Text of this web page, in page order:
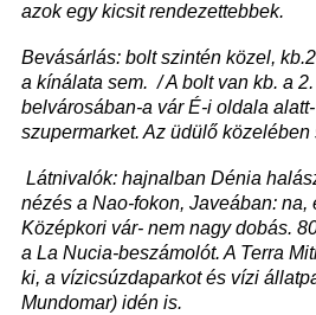
azok egy kicsit rendezettebbek.
Bevásárlás: bolt szintén közel,
a kínálata sem. / A bolt van kb. a
belvárosában-a vár É-i oldala
szupermarket. Az üdülő
Látnivalók: hajnalban Dénia
nézés a Nao-fokon, Javeában: na,
Középkori vár- nem nagy dobás.
a La Nucia-beszámolót. A Terra
ki, a vízicsúzdaparkot és vízi
Mundomar) idén is.